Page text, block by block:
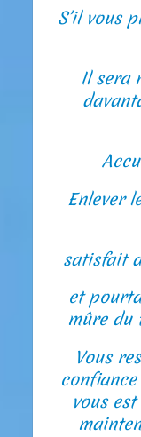
S’il vous
Il sera
Enlever
satisfait
et
mûre du
Vous
vous